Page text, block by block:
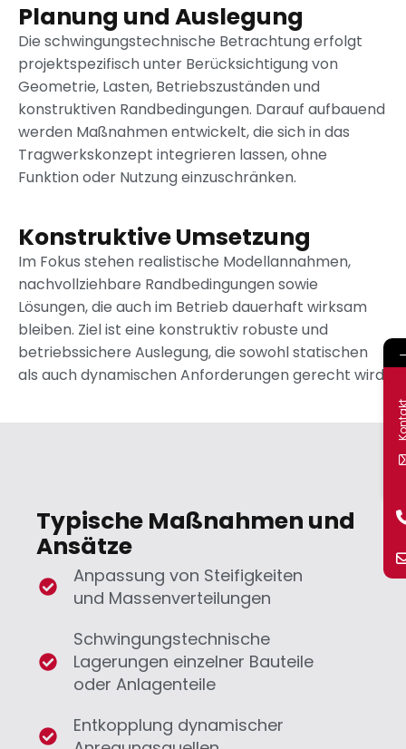
Planung und Auslegung
Die schwingungstechnische Betrachtung erfolgt
projektspezifisch unter Berücksichtigung von
Geometrie, Lasten, Betriebszuständen und
konstruktiven Randbedingungen. Darauf aufbauend
werden Maßnahmen entwickelt, die sich in das
Tragwerkskonzept integrieren lassen, ohne
Funktion oder Nutzung einzuschränken.
Konstruktive Umsetzung
Im Fokus stehen realistische Modellannahmen,
nachvollziehbare Randbedingungen sowie
Lösungen, die auch im Betrieb dauerhaft wirksam
bleiben. Ziel ist eine konstruktiv robuste und
betriebssichere Auslegung, die sowohl statischen
als auch dynamischen Anforderungen gerecht wird.
Typische Maßnahmen und
Ansätze
Anpassung von Steifigkeiten
und Massenverteilungen
Schwingungstechnische
Lagerungen einzelner Bauteile
oder Anlagenteile
Entkopplung dynamischer